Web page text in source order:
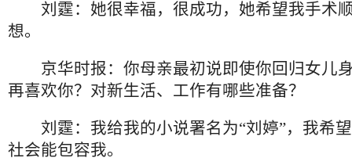
刘霆：她很幸福，很成功，她希望我手术
想。
京华时报：你母亲最初说即使你回归女儿
再喜欢你？对新生活、工作有哪些准备？
刘霆：我给我的小说署名为“刘婷”，我希
社会能包容我。